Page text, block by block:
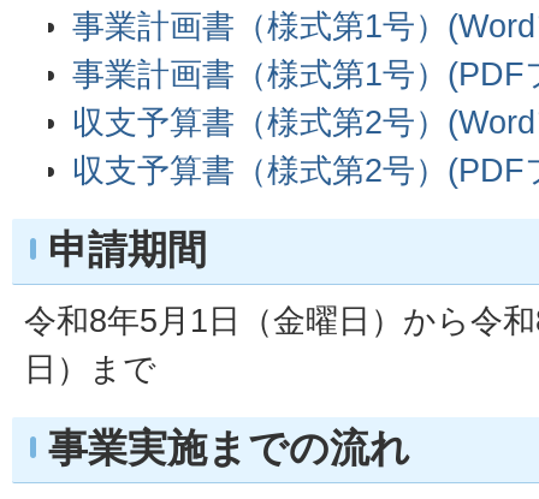
事業計画書（様式第1号）
事業計画書（様式第1号）
収支予算書（様式第2号）
収支予算書（様式第2号）
申請期間
令和8年5月1日（金曜日）から令
日）まで
事業実施までの流れ